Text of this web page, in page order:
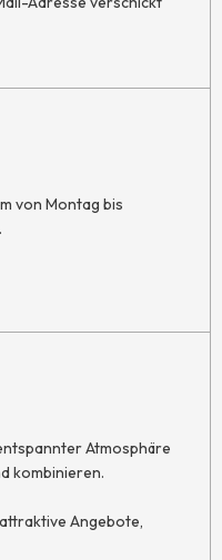
von Montag bis
Atmosphäre
kombinieren.
Angebote,